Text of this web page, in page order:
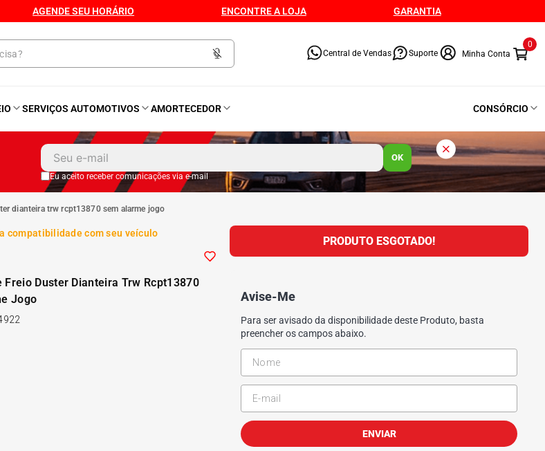
AGENDE SEU HORÁRIO ENCONTRE A LOJA GARANTIA
Central de Vendas Suporte
0
SERVIÇOS AUTOMOTIVOS AMORTECEDOR CONSÓRCIO
OK
Eu aceito receber comunicações via e-mail
dianteira trw rcpt13870 sem alarme jogo
compatibilidade com seu veículo
Freio Duster Dianteira Trw Rcpt13870
Jogo
PRODUTO ESGOTADO!
Avise-Me
Para ser avisado da disponibilidade deste Produto, basta
preencher os campos abaixo.
ENVIAR
Aro 13